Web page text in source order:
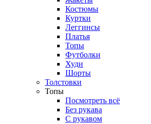
Костюмы
Куртки
Леггинсы
Платья
Топы
Футболки
Худи
Шорты
Толстовки
Топы
Посмотреть всё
Без рукава
С рукавом